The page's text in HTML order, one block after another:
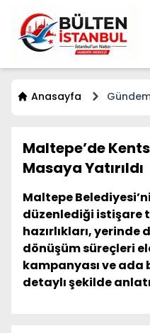
Anasayfa
Maltepe’de
Masaya Yatırıldı
Maltepe
düzenlediği istişare
hazırlıkları, yerinde
dönüşüm süreçleri
kampanyası ve ada
detaylı şekilde